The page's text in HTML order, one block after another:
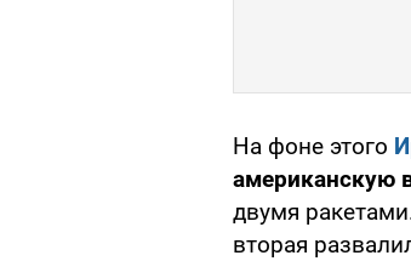
На фоне этого
американскую
двумя
вторая